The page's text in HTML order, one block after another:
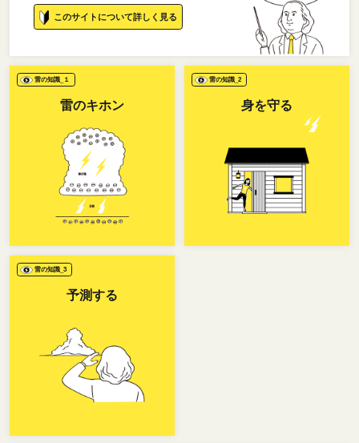
このサイトについて詳しく見る
雷の知識_１
雷のキホン
雷の知識_2
身を守る
雷の知識_3
予測する